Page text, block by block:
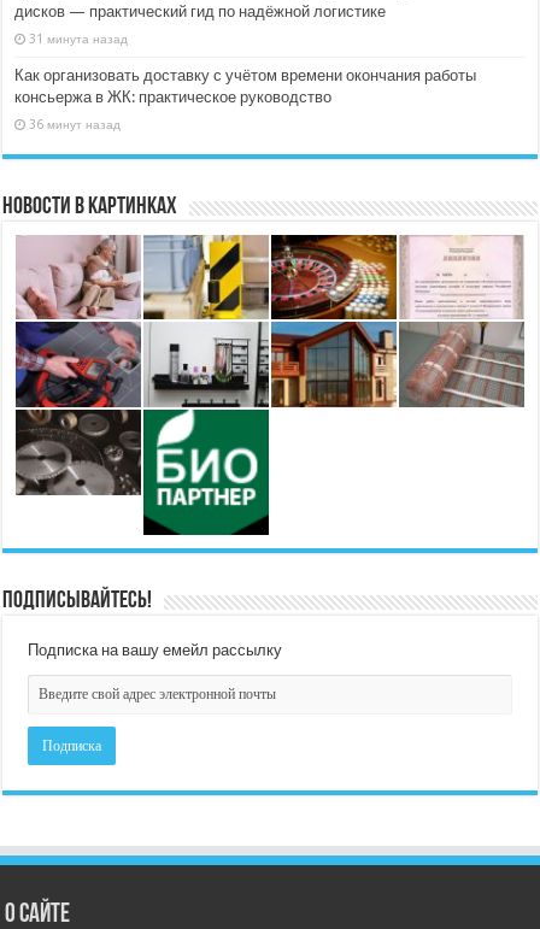
дисков — практический гид по надёжной логистике
31 минута назад
Как организовать доставку с учётом времени окончания работы
консьержа в ЖК: практическое руководство
36 минут назад
Новости в картинках
Подписывайтесь!
Подписка на вашу емейл рассылку
О сайте